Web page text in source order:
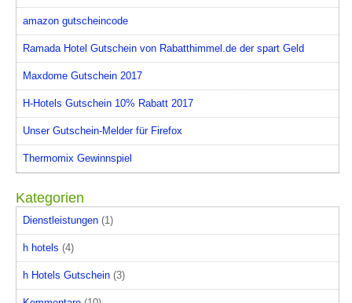
amazon gutscheincode
Ramada Hotel Gutschein von Rabatthimmel.de der spart Geld
Maxdome Gutschein 2017
H-Hotels Gutschein 10% Rabatt 2017
Unser Gutschein-Melder für Firefox
Thermomix Gewinnspiel
Kategorien
Dienstleistungen (1)
h hotels (4)
h Hotels Gutschein (3)